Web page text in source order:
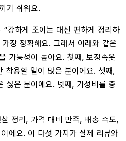
기 쉬워요.
강하게 조이는 대신 편하게 정리하
장 정확해요. 그래서 아래와 같은
가능성이 높아요. 첫째, 보정속옷
착용할 일이 많은 분이에요. 셋째,
싫은 분이에요. 넷째, 가성비를 중
정리, 가격 대비 만족, 배송 속도,
에요. 이 다섯 가지가 실제 리뷰와